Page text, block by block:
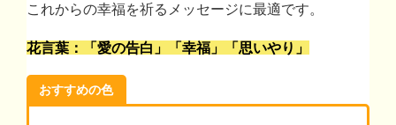
これからの幸福を祈るメッセージに最適です。
花言葉：「愛の告白」「幸福」「思いやり」
おすすめの色